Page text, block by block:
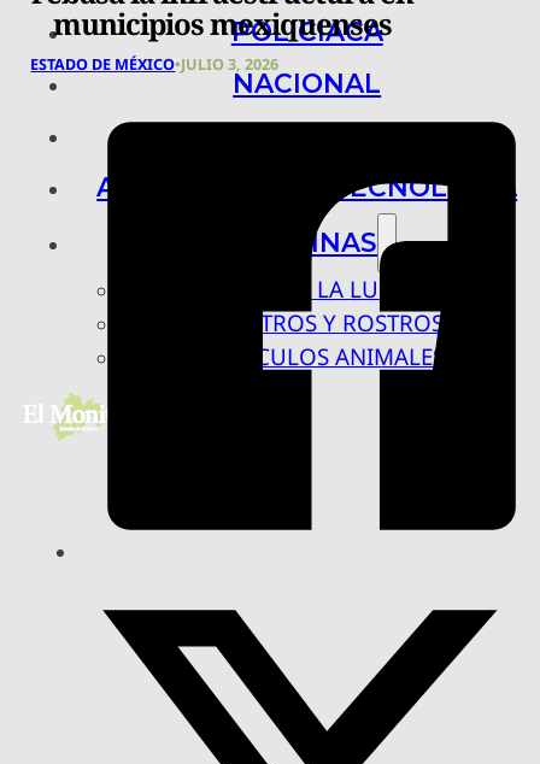
POLICIACA
NACIONAL
ARTE, CIENCIA Y TECNOLOGÍA
COLUMNAS
BAJO LA LUPA
RASTROS Y ROSTROS
VÍNCULOS ANIMALES
municipios mexiquenses
ESTADO DE MÉXICO•JULIO 3, 2026